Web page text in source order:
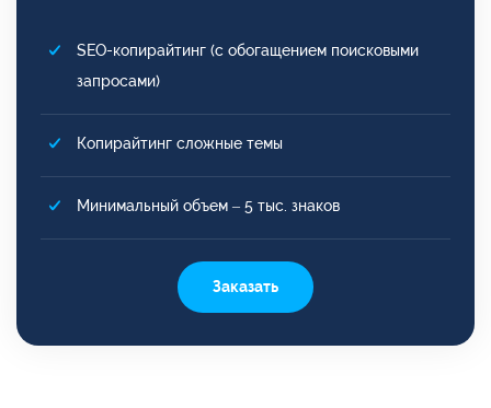
SEO-копирайтинг (с обогащением поисковыми
запросами)
Копирайтинг сложные темы
Минимальный объем – 5 тыс. знаков
Заказать